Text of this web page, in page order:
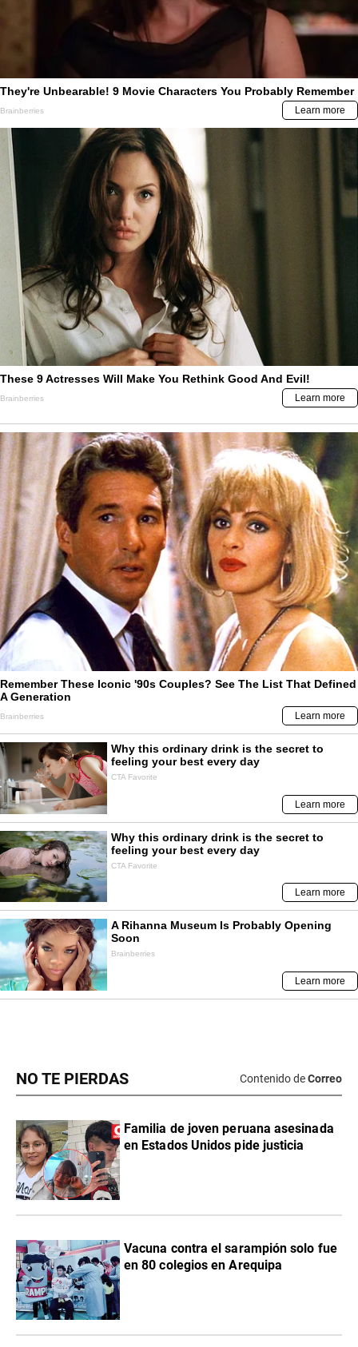
NO TE PIERDAS Contenido deCorreo
Familia de joven peruana asesinada
en Estados Unidos pide justicia
Vacuna contra el sarampión solo fue
en 80 colegios en Arequipa